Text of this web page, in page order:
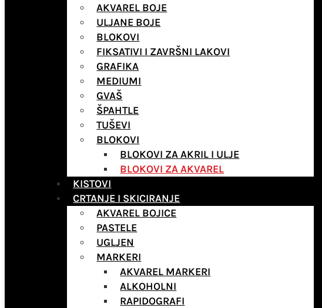
AKVAREL BOJE
ULJANE BOJE
BLOKOVI
FIKSATIVI I ZAVRŠNI LAKOVI
GRAFIKA
MEDIUMI
GVAŠ
ŠPAHTLE
TUŠEVI
BLOKOVI
BLOKOVI ZA AKRIL I ULJE
BLOKOVI ZA AKVAREL
KISTOVI
CRTANJE I SKICIRANJE
AKVAREL BOJICE
PASTELE
UGLJEN
MARKERI
AKVAREL MARKERI
ALKOHOLNI
RAPIDOGRAFI